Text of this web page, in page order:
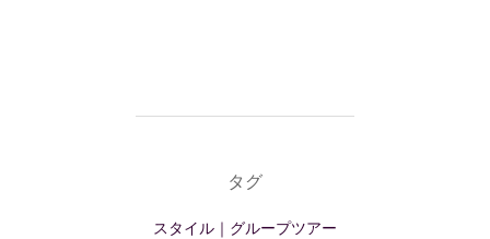
タグ
スタイル｜グループツアー